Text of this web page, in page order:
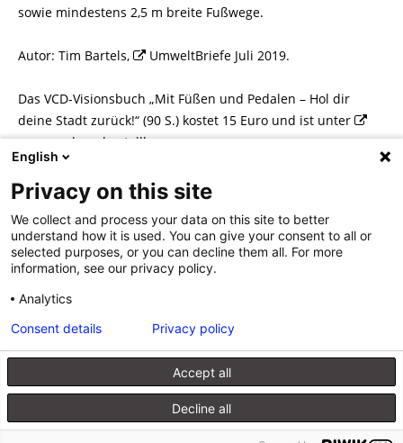
sowie mindestens 2,5 m breite Fußwege.
Autor: Tim Bartels, UmweltBriefe Juli 2019.
Das VCD-Visionsbuch „Mit Füßen und Pedalen – Hol dir
deine Stadt zurück!“ (90 S.) kostet 15 Euro und ist unter
www.vcd.orgbestellbar.
Beitragsnavigation
«Kommunen für den
Deutschen Nachhaltigkeitspreis
nominiert
Suffizienz: Simplify your life
Datenschutzerklärung
Produktsicherheit (GPSR)
English
Privacy on this site
We collect and process your data on this site to better
understand how it is used. You can give your consent to all or
selected purposes, or you can decline them all. For more
information, see our privacy policy.
Analytics
Accept all
Decline all
Consent details Privacy policy